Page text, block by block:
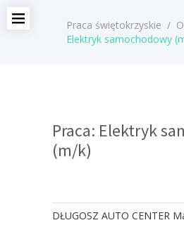
Praca świętokrzyskie /
Elektryk samochodowy
Praca: Elektryk
(m/k)
DŁUGOSZ AUTO CENTER